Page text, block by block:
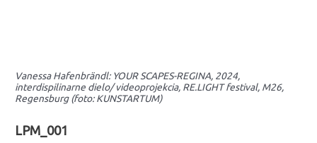
Vanessa Hafenbrändl: YOUR SCAPES-REGINA, 2024,
interdispilinarne dielo/ videoprojekcia, RE.LIGHT festival, M26,
Regensburg (foto: KUNSTARTUM)
LPM_001